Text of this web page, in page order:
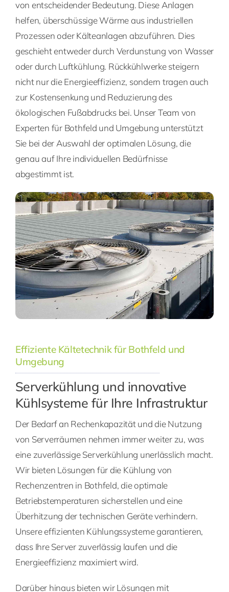
von entscheidender Bedeutung. Diese Anlagen
helfen, überschüssige Wärme aus industriellen
Prozessen oder Kälteanlagen abzuführen. Dies
geschieht entweder durch Verdunstung von Wasser
oder durch Luftkühlung. Rückkühlwerke steigern
nicht nur die Energieeffizienz, sondern tragen auch
zur Kostensenkung und Reduzierung des
ökologischen Fußabdrucks bei. Unser Team von
Experten für Bothfeld und Umgebung unterstützt
Sie bei der Auswahl der optimalen Lösung, die
genau auf Ihre individuellen Bedürfnisse
abgestimmt ist.
Effiziente Kältetechnik für Bothfeld und
Umgebung
Serverkühlung und innovative
Kühlsysteme für Ihre Infrastruktur
Der Bedarf an Rechenkapazität und die Nutzung
von Serverräumen nehmen immer weiter zu, was
eine zuverlässige Serverkühlung unerlässlich macht.
Wir bieten Lösungen für die Kühlung von
Rechenzentren in Bothfeld, die optimale
Betriebstemperaturen sicherstellen und eine
Überhitzung der technischen Geräte verhindern.
Unsere effizienten Kühlungssysteme garantieren,
dass Ihre Server zuverlässig laufen und die
Energieeffizienz maximiert wird.
Darüber hinaus bieten wir Lösungen mit